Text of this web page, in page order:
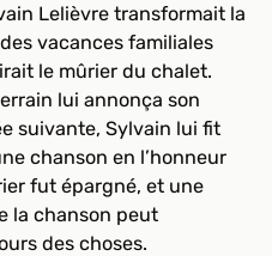
Lelièvre transformait la
vacances familiales
le mûrier du chalet.
lui annonça son
suivante, Sylvain lui fit
chanson en l’honneur
fut épargné, et une
la chanson peut
des choses.